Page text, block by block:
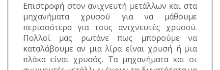
Επιστροφή στον ανιχνευτή μετάλλων και στα
μηχανήματα χρυσού για να μάθουμε
περισσότερα για τους ανιχνευτές χρυσού.
Πολλοί μας ρωτάνε πως μπορούμε να
καταλάβουμε αν μια λίρα είναι χρυσή ή μια
πλάκα είναι χρυσός. Τα μηχανήματα και οι